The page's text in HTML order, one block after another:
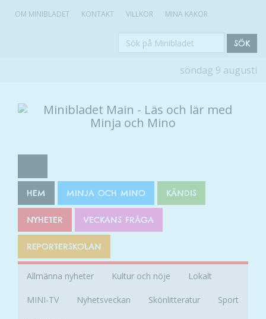
OM MINIBLADET KONTAKT VILLKOR MINA KAKOR
Sök
SÖK
söndag 9 augusti
HEM MINJA OCH MINO KÄNDIS
NYHETER VECKANS FRÅGA
REPORTERSKOLAN
Allmänna nyheter Kultur och nöje Lokalt
MINI-TV Nyhetsveckan Skönlitteratur Sport